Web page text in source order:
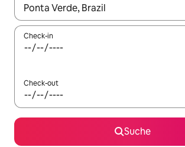
Wenn Ergebnisse verfügbar sind,
Check-in
Check-out
Suche